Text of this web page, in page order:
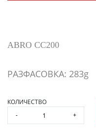
ABRO CC200
РАЗФАСОВКА: 283g
КОЛИЧЕСТВО
-
+